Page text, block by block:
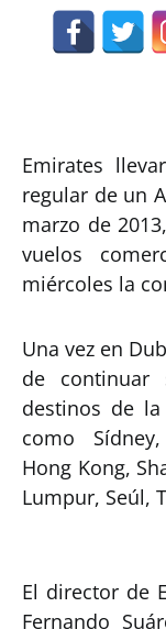
Emirates
regular de un
marzo de
vuelos
miércoles la
Una vez en
de
destinos de
como
Hong Kong,
Lumpur, Seúl,
El director de
Fernando